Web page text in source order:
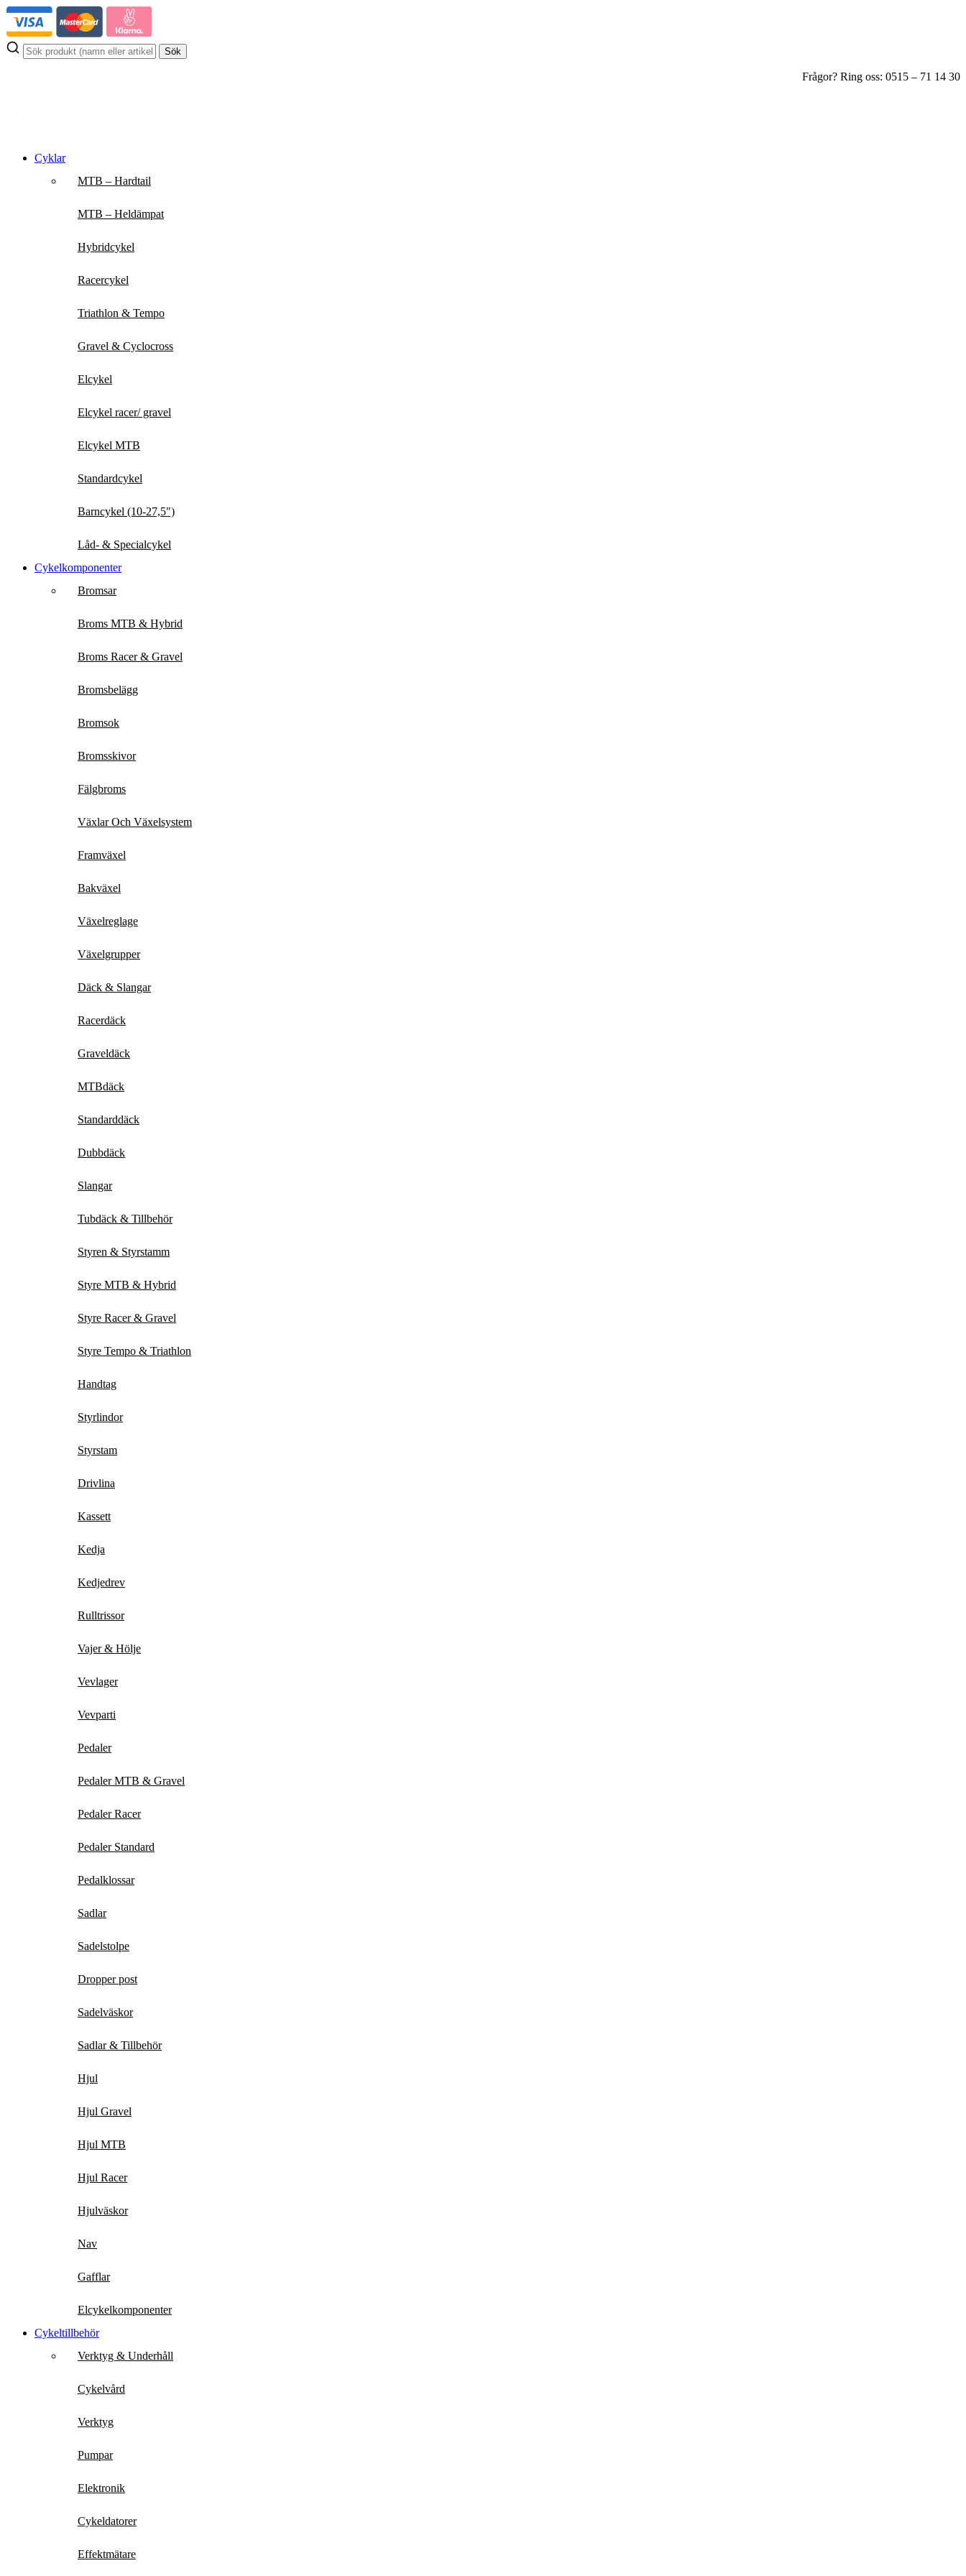
Hoppa
till
innehåll
Sök
Frågor? Ring oss: 0515 – 71 14 30
Cyklar
MTB – Hardtail
MTB – Heldämpat
Hybridcykel
Racercykel
Triathlon & Tempo
Gravel & Cyclocross
Elcykel
Elcykel racer/ gravel
Elcykel MTB
Standardcykel
Barncykel (10-27,5″)
Låd- & Specialcykel
Cykelkomponenter
Bromsar
Broms MTB & Hybrid
Broms Racer & Gravel
Bromsbelägg
Bromsok
Bromsskivor
Fälgbroms
Växlar Och Växelsystem
Framväxel
Bakväxel
Växelreglage
Växelgrupper
Däck & Slangar
Racerdäck
Graveldäck
MTBdäck
Standarddäck
Dubbdäck
Slangar
Tubdäck & Tillbehör
Styren & Styrstamm
Styre MTB & Hybrid
Styre Racer & Gravel
Styre Tempo & Triathlon
Handtag
Styrlindor
Styrstam
Drivlina
Kassett
Kedja
Kedjedrev
Rulltrissor
Vajer & Hölje
Vevlager
Vevparti
Pedaler
Pedaler MTB & Gravel
Pedaler Racer
Pedaler Standard
Pedalklossar
Sadlar
Sadelstolpe
Dropper post
Sadelväskor
Sadlar & Tillbehör
Hjul
Hjul Gravel
Hjul MTB
Hjul Racer
Hjulväskor
Nav
Gafflar
Elcykelkomponenter
Cykeltillbehör
Verktyg & Underhåll
Cykelvård
Verktyg
Pumpar
Elektronik
Cykeldatorer
Effektmätare